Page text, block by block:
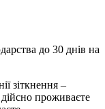
до 30 днів на
зіткнення –
дійсно проживаєте